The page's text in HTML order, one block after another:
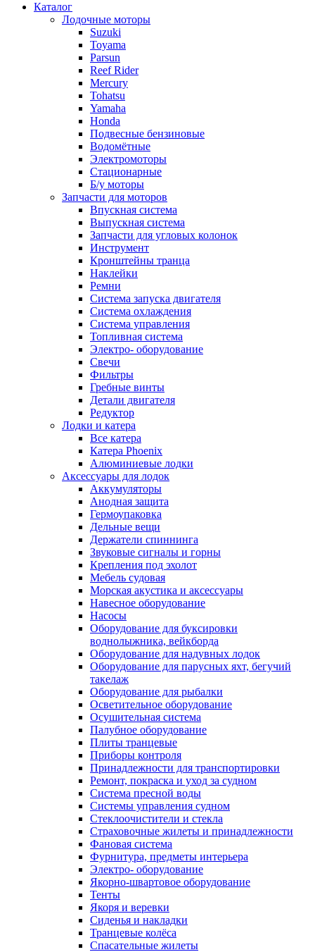
Каталог
Лодочные моторы
Suzuki
Toyama
Parsun
Reef Rider
Mercury
Tohatsu
Yamaha
Honda
Подвесные бензиновые
Водомётные
Электромоторы
Стационарные
Б/у моторы
Запчасти для моторов
Впускная система
Выпускная система
Запчасти для угловых колонок
Инструмент
Кронштейны транца
Наклейки
Ремни
Система запуска двигателя
Система охлаждения
Система управления
Топливная система
Электро- оборудование
Свечи
Фильтры
Гребные винты
Детали двигателя
Редуктор
Лодки и катера
Все катера
Катера Phoenix
Алюминиевые лодки
Аксессуары для лодок
Аккумуляторы
Анодная защита
Гермоупаковка
Дельные вещи
Держатели спиннинга
Звуковые сигналы и горны
Крепления под эхолот
Мебель судовая
Морская акустика и аксессуары
Навесное оборудование
Насосы
Оборудование для буксировки
воднолыжника, вейкборда
Оборудование для надувных лодок
Оборудование для парусных яхт, бегучий
такелаж
Оборудование для рыбалки
Осветительное оборудование
Осушительная система
Палубное оборудование
Плиты транцевые
Приборы контроля
Принадлежности для транспортировки
Ремонт, покраска и уход за судном
Система пресной воды
Системы управления судном
Стеклоочистители и стекла
Страховочные жилеты и принадлежности
Фановая система
Фурнитура, предметы интерьера
Электро- оборудование
Якорно-швартовое оборудование
Тенты
Якоря и веревки
Сиденья и накладки
Транцевые колёса
Спасательные жилеты